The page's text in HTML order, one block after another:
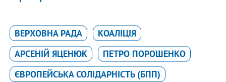
ВЕРХОВНА РАДА
КОАЛІЦІЯ
АРСЕНІЙ ЯЦЕНЮК
ПЕТРО ПОРОШЕНКО
ЄВРОПЕЙСЬКА СОЛІДАРНІСТЬ (БПП)